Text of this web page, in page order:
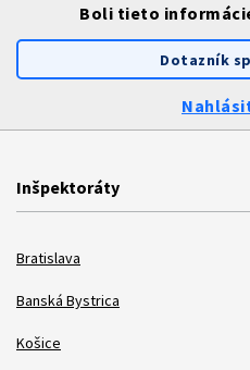
Boli tieto
Dotazník
Inšpektoráty
Bratislava
Banská Bystrica
Košice